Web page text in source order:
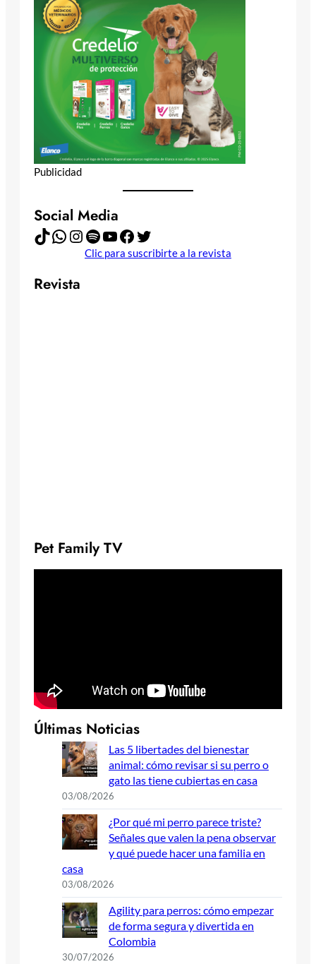
Publicidad
Social Media
TikTok WhatsApp Instagram Spotify YouTube Facebook Twitter
Clic para suscribirte a la revista
Revista
Pet Family TV
Últimas Noticias
Las 5 libertades del bienestar
animal: cómo revisar si su perro o
gato las tiene cubiertas en casa
03/08/2026
¿Por qué mi perro parece triste?
Señales que valen la pena observar
y qué puede hacer una familia en
casa
03/08/2026
Agility para perros: cómo empezar
de forma segura y divertida en
Colombia
30/07/2026